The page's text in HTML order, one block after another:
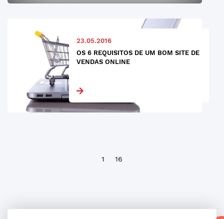
23.05.2016
OS 6 REQUISITOS DE UM BOM SITE DE
VENDAS ONLINE
1 16